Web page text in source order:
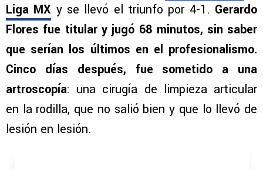
Liga MX y se llevó el triunfo por 4-1. Gerardo
Flores fue titular y jugó 68 minutos, sin saber
que serían los últimos en el profesionalismo.
Cinco días después, fue sometido a una
artroscopía: una cirugía de limpieza articular
en la rodilla, que no salió bien y que lo llevó de
lesión en lesión.